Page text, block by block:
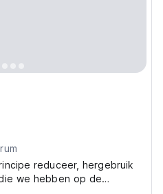
reduceer, hergebruik
we hebben op de